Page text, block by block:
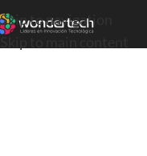
Skip to navigation